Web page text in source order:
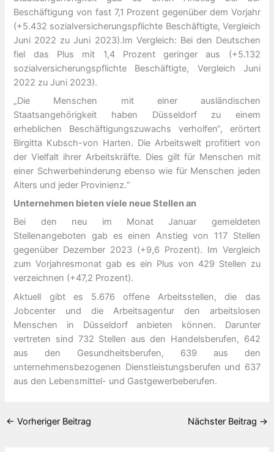
Beschäftigung von fast 7,1 Prozent gegenüber dem Vorjahr
(+5.432 sozialversicherungspflichte Beschäftigte, Vergleich
Juni 2022 zu Juni 2023).Im Vergleich: Bei den Deutschen
fiel das Plus mit 1,4 Prozent geringer aus (+5.132
sozialversicherungspflichte Beschäftigte, Vergleich Juni
2022 zu Juni 2023).
„Die Menschen mit einer ausländischen
Staatsangehörigkeit haben Düsseldorf zu einem
erheblichen Beschäftigungszuwachs verholfen“, erörtert
Birgitta Kubsch-von Harten. Die Arbeitswelt profitiert von
der Vielfalt ihrer Arbeitskräfte. Dies gilt für Menschen mit
einer Schwerbehinderung ebenso wie für Menschen jeden
Alters und jeder Provinienz.“
Unternehmen bieten viele neue Stellen an
Bei den neu im Monat Januar gemeldeten
Stellenangeboten gab es einen Anstieg von 117 Stellen
gegenüber Dezember 2023 (+9,6 Prozent). Im Vergleich
zum Vorjahresmonat gab es ein Plus von 429 Stellen zu
verzeichnen (+47,2 Prozent).
Aktuell gibt es 5.676 offene Arbeitsstellen, die das
Jobcenter und die Arbeitsagentur den arbeitslosen
Menschen in Düsseldorf anbieten können. Darunter
vertreten sind 732 Stellen aus den Handelsberufen, 642
aus den Gesundheitsberufen, 639 aus den
unternehmensbezogenen Dienstleistungsberufen und 637
aus den Lebensmittel- und Gastgewerbeberufen.
← Vorheriger Beitrag Nächster Beitrag →